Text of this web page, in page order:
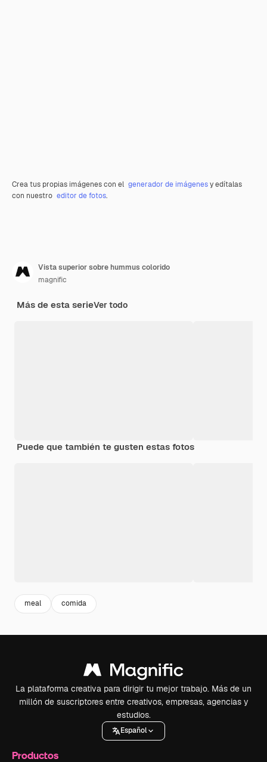
Crea tus propias imágenes con el generador de imágenesy edítalas
con nuestro editor de fotos.
Vista superior sobre hummus colorido
magnific
Más de esta serieVer todo
Puede que también te gusten estas fotos
meal comida
La plataforma creativa para dirigir tu mejor trabajo. Más de un
millón de suscriptores entre creativos, empresas, agencias y
estudios.
Español
Productos